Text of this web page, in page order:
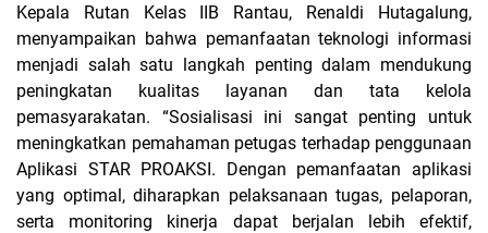
Kepala Rutan Kelas IIB Rantau, Renaldi Hutagalung,
menyampaikan bahwa pemanfaatan teknologi informasi
menjadi salah satu langkah penting dalam mendukung
peningkatan kualitas layanan dan tata kelola
pemasyarakatan. “Sosialisasi ini sangat penting untuk
meningkatkan pemahaman petugas terhadap penggunaan
Aplikasi STAR PROAKSI. Dengan pemanfaatan aplikasi
yang optimal, diharapkan pelaksanaan tugas, pelaporan,
serta monitoring kinerja dapat berjalan lebih efektif,